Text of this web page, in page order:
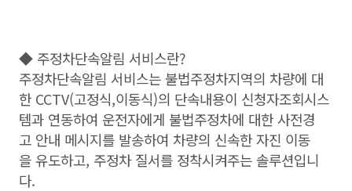
◆ 주정차단속알림 서비스란?
주정차단속알림 서비스는 불법주정차지역의 차량에 대
한 CCTV(고정식,이동식)의 단속내용이 신청자조회시스
템과 연동하여 운전자에게 불법주정차에 대한 사전경
고 안내 메시지를 발송하여 차량의 신속한 자진 이동
을 유도하고, 주정차 질서를 정착시켜주는 솔루션입니
다.